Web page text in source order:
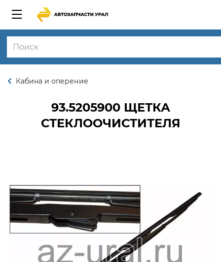
Кабина и оперение
93.5205900ЩЕТКА
СТЕКЛООЧИСТИТЕЛЯ